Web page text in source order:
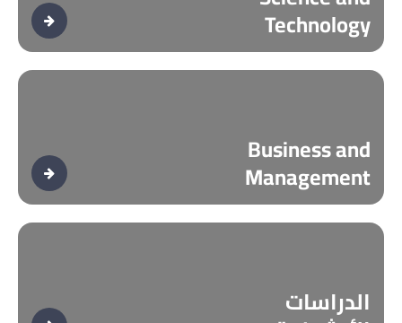
Technology
Business and
Management
الدراسات